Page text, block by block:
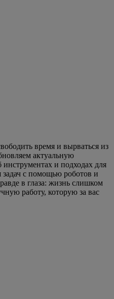
время и вырваться из
актуальную
и подходах для
с помощью роботов и
в глаза: жизнь слишком
работу, которую за вас